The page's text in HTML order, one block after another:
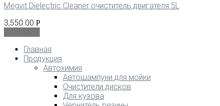
Megvit Dielectric Cleaner очиститель двигателя 5L
3,550.00 Р
Главная
Продукция
Автохимия
Автошампуни для мойки
Очистители дисков
Для кузова